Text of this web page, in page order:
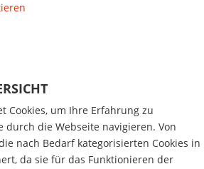
Cookies, um Ihre Erfahrung zu
durch die Webseite navigieren. Von
nach Bedarf kategorisierten Cookies in
da sie für das Funktionieren der